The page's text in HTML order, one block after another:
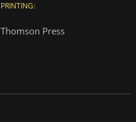
PRINTING:
Thomson Press